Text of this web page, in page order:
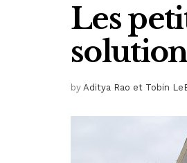
Les
by Aditya Rao et Tobin